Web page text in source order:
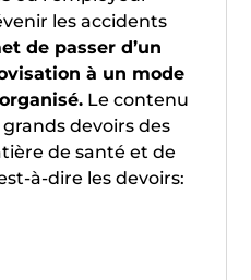
les accidents
de passer d’un
à un mode
Le contenu
devoirs des
de santé et de
à-dire les devoirs: